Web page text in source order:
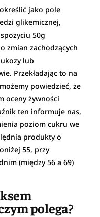
jako pole
glikemicznej,
50g
zmian zachodzących
lub
Przekładając to na
powiedzieć, że
oceny żywności
ten informuje nas,
poziom cukru we
produkty o
55, przy
(między 56 a 69)
polega?